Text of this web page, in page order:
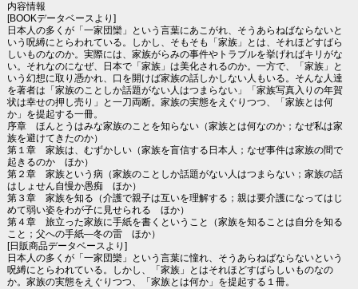
内容情報
[BOOKデータベースより]
日本人の多くが「一家団欒」という言葉にあこがれ、そうあらねばならないと
いう呪縛にとらわれている。しかし、そもそも「家族」とは、それほどすばら
しいものなのか。実際には、家族がらみの事件やトラブルを挙げればキリがな
い。それなのになぜ、日本で「家族」は美化されるのか。一方で、「家族」と
いう幻想に取り憑かれ、口を開けば家族の話しかしない人もいる。そんな人達
を著者は「家族のことしか話題がない人はつまらない」「家族写真入りの年賀
状は幸せの押し売り」と一刀両断。家族の実態をえぐりつつ、「家族とは何
か」を提起する一冊。
序章 ほんとうはみな家族のことを知らない（家族とは何なのか；なぜ私は家
族を避けてきたのか）
第１章 家族は、むずかしい（家族を盲信する日本人；なぜ事件は家族の間で
起きるのか ほか）
第２章 家族という病（家族のことしか話題がない人はつまらない；家族の話
はしょせん自慢か愚痴 ほか）
第３章 家族を知る（介護で親子は互いを理解する；親は要介護になってはじ
めて弱い姿をわが子に見せられる ほか）
第４章 旅立った家族に手紙を書くということ（家族を知ることは自分を知る
こと；父への手紙―冬の雷 ほか）
[日販商品データベースより]
日本人の多くが「一家団欒」という言葉に憧れ、そうあらねばならないという
呪縛にとらわれている。しかし、「家族」とはそれほどすばらしいものなの
か。家族の実態をえぐりつつ、「家族とは何か」を提起する１冊。